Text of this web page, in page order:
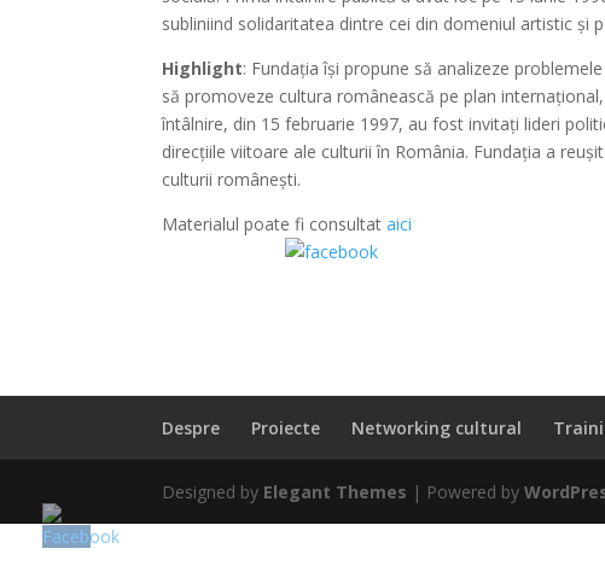
subliniind solidaritatea dintre cei din domeniul artistic și
Highlight: Fundația își propune să analizeze
să promoveze cultura românească pe plan
întâlnire, din 15 februarie 1997, au fost invitați lideri
direcțiile viitoare ale culturii în România. Fundația a
culturii românești.
Materialul poate fi consultataici
Share on Facebook
Despre Proiecte Networking cultural
Designed by Elegant Themes | Powered by